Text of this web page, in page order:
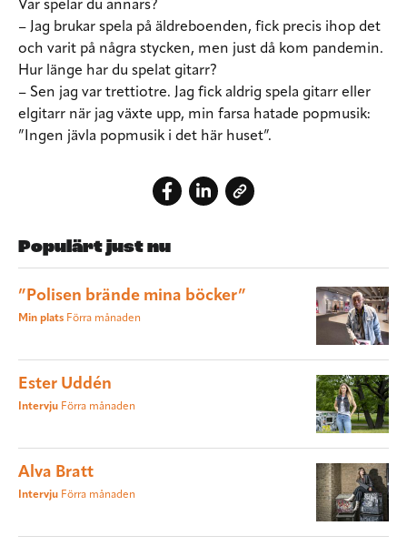
Var spelar du annars?
– Jag brukar spela på äldreboenden, fick precis ihop det
och varit på några stycken, men just då kom pandemin.
Hur länge har du spelat gitarr?
– Sen jag var trettiotre. Jag fick aldrig spela gitarr eller
elgitarr när jag växte upp, min farsa hatade popmusik:
”Ingen jävla popmusik i det här huset”.
Populärt just nu
”Polisen brände mina böcker”
Min plats Förra månaden
Ester Uddén
Intervju Förra månaden
Alva Bratt
Intervju Förra månaden